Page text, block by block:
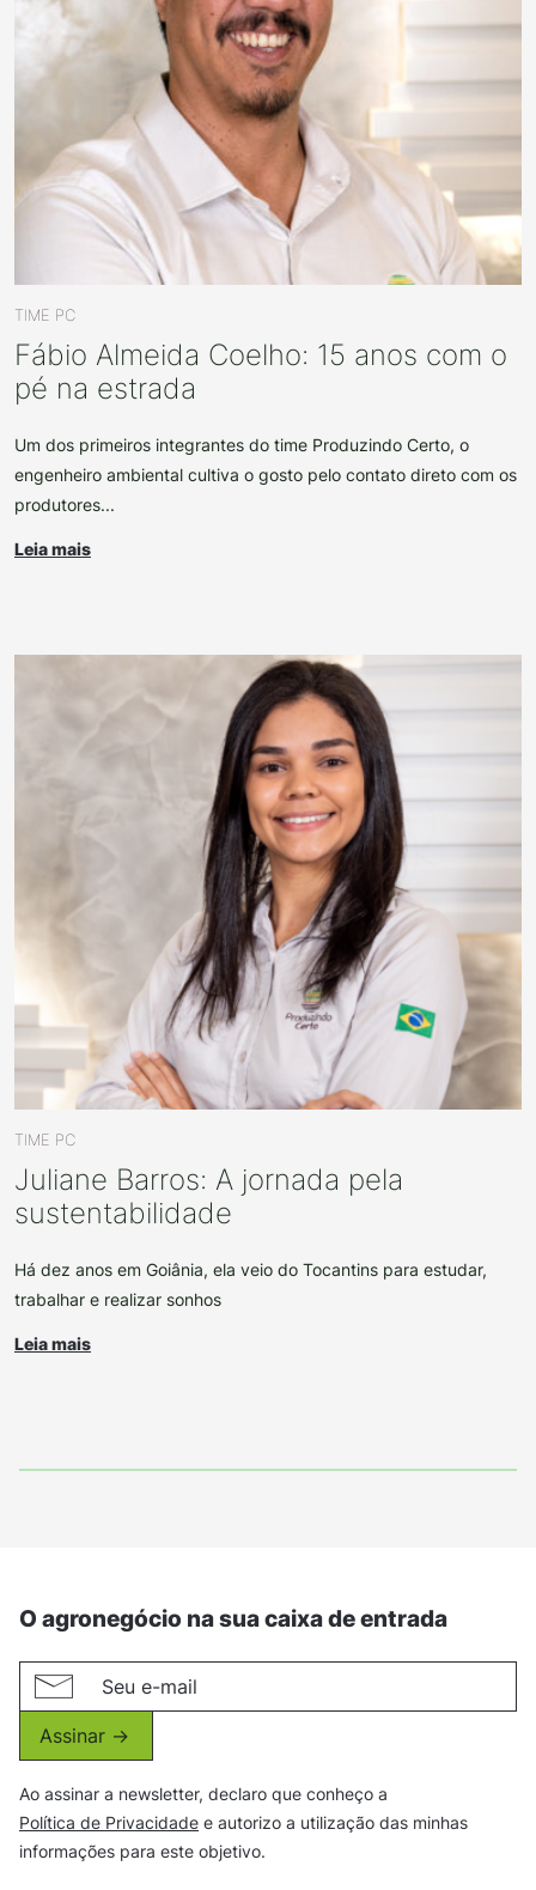
TIME PC
Fábio Almeida Coelho: 15 anos com o
pé na estrada
Um dos primeiros integrantes do time Produzindo Certo, o
engenheiro ambiental cultiva o gosto pelo contato direto com os
produtores...
Leia mais
TIME PC
Juliane Barros: A jornada pela
sustentabilidade
Há dez anos em Goiânia, ela veio do Tocantins para estudar,
trabalhar e realizar sonhos
Leia mais
O agronegócio na sua caixa de entrada
Assinar ->
Ao assinar a newsletter, declaro que conheço a
Política de Privacidade e autorizo a utilização das minhas
informações para este objetivo.